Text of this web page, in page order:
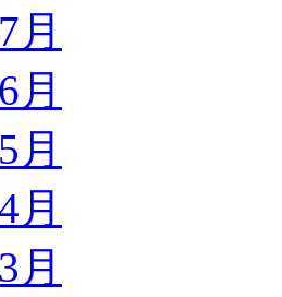
月
月
月
月
月